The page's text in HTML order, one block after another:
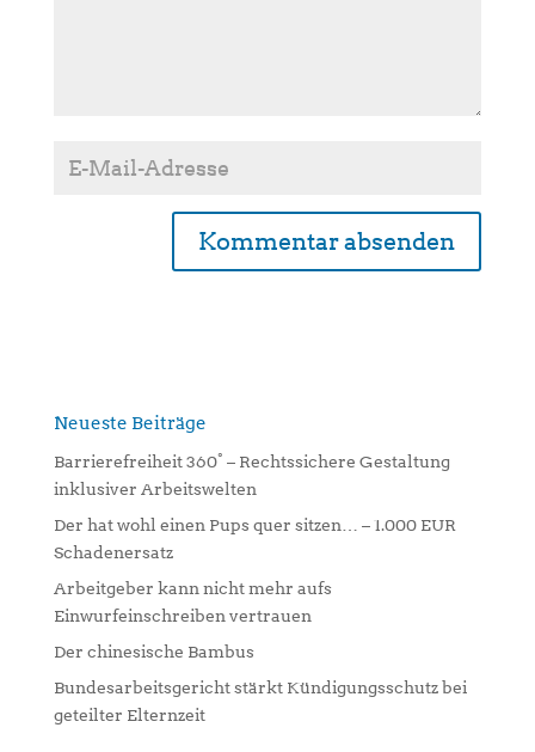
n
v
e
:
Neueste Beiträge
Barrierefreiheit 360° – Rechtssichere Gestaltung
inklusiver Arbeitswelten
Der hat wohl einen Pups quer sitzen… – 1.000 EUR
Schadenersatz
Arbeitgeber kann nicht mehr aufs
Einwurfeinschreiben vertrauen
Der chinesische Bambus
Bundesarbeitsgericht stärkt Kündigungsschutz bei
geteilter Elternzeit